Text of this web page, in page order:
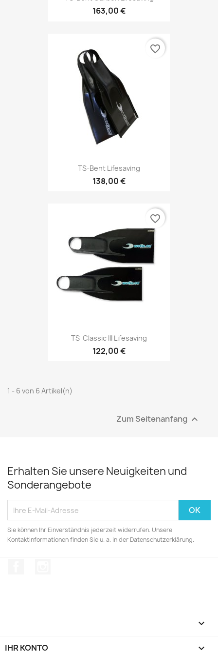
163,00 €
TS-Bent Lifesaving
138,00 €
favorite_border
TS-Classic III Lifesaving
122,00 €
favorite_border
1 - 6 von 6 Artikel(n)
Zum Seitenanfang 
Erhalten Sie unsere Neuigkeiten und
Sonderangebote
Sie können Ihr Einverständnis jederzeit widerrufen. Unsere
Kontaktinformationen finden Sie u. a. in der Datenschutzerklärung.

IHR KONTO 